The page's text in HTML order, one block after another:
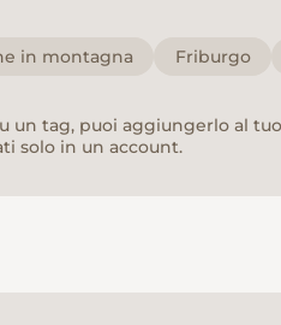
in montagna Friburgo
un tag, puoi aggiungerlo al
solo in un account.